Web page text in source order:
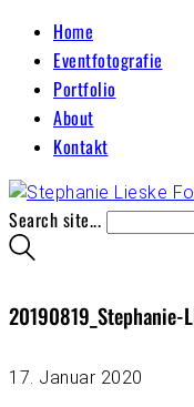
Home
Eventfotografie
Portfolio
About
Kontakt
Search site...
20190819_Stephanie-
17. Januar 2020